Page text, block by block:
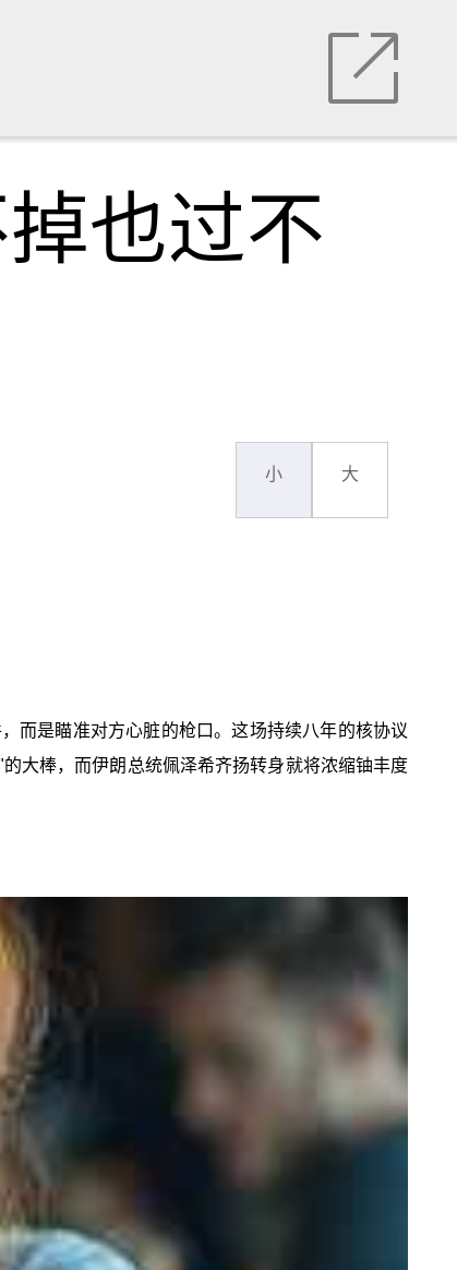
也过不
小 大
而是瞄准对方心脏的枪口。这场持续八年的核协议
大棒，而伊朗总统佩泽希齐扬转身就将浓缩铀丰度